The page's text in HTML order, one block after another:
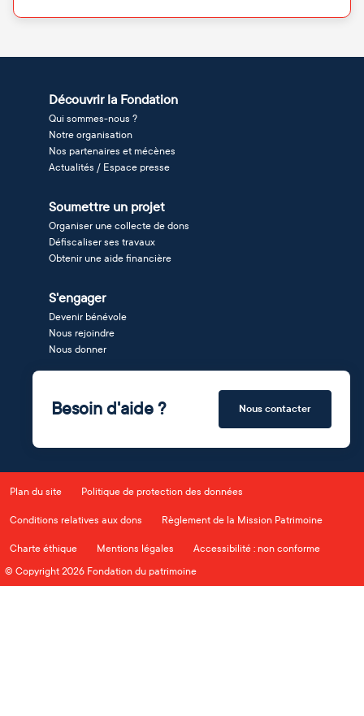
Découvrir la Fondation
Qui sommes-nous ?
Notre organisation
Nos partenaires et mécènes
Actualités / Espace presse
Soumettre un projet
Organiser une collecte de dons
Défiscaliser ses travaux
Obtenir une aide financière
S'engager
Devenir bénévole
Nous rejoindre
Nous donner
Besoin d'aide ? Nous contacter
Plan du site Politique de protection des données
Conditions relatives aux dons Règlement de la Mission Patrimoine
Charte éthique Mentions légales
Accessibilité : non conforme
© Copyright 2026 Fondation du patrimoine